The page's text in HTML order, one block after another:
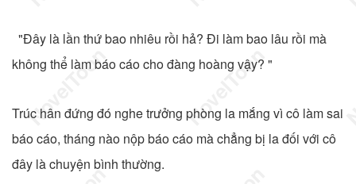
"Đây là lần thứ bao nhiêu rồi hả? Đi làm bao lâu rồi mà
không thể làm báo cáo cho đàng hoàng vậy? "
Trúc hân đứng đó nghe trưởng phòng la mắng vì cô làm sai
báo cáo, tháng nào nộp báo cáo mà chẳng bị la đối với cô
đây là chuyện bình thường.